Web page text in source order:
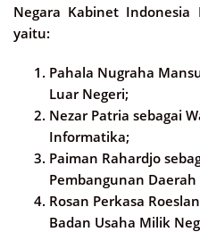
Negara Kabinet
yaitu:
Pahala Nugraha
Luar Negeri;
Nezar Patria sebagai
Informatika;
Paiman Rahardjo
Pembangunan
Rosan Perkasa
Badan Usaha Milik